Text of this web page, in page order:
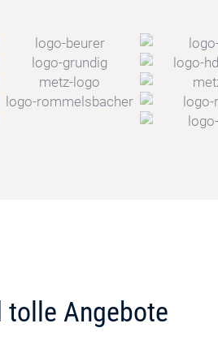
tolle Angebote